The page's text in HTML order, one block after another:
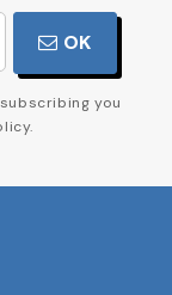
OK
you